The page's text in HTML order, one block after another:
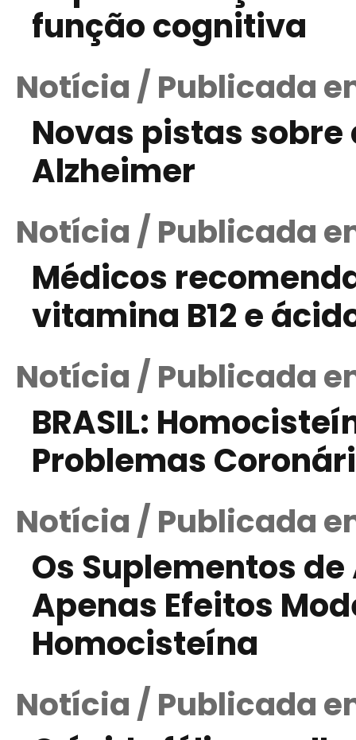
função cognitiva
Notícia / Publicada
Novas pistas
Alzheimer
Notícia / Publicada
Médicos
vitamina B12 e
Notícia / Publicada
BRASIL:
Problemas
Notícia / Publicada
Os Suplementos
Apenas Efeitos
Homocisteína
Notícia / Publicada